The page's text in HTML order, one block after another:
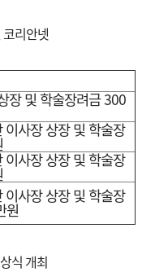
리안넷
장 및 학술장려금 300
이사장 상장 및 학술장
이사장 상장 및 학술장
이사장 상장 및 학술장
원
식 개최